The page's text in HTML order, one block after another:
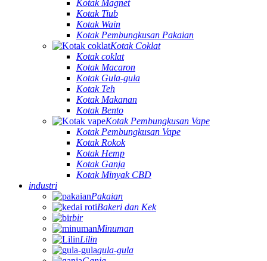
Kotak Magnet
Kotak Tiub
Kotak Wain
Kotak Pembungkusan Pakaian
Kotak Coklat
Kotak coklat
Kotak Macaron
Kotak Gula-gula
Kotak Teh
Kotak Makanan
Kotak Bento
Kotak Pembungkusan Vape
Kotak Pembungkusan Vape
Kotak Rokok
Kotak Hemp
Kotak Ganja
Kotak Minyak CBD
industri
Pakaian
Bakeri dan Kek
bir
Minuman
Lilin
gula-gula